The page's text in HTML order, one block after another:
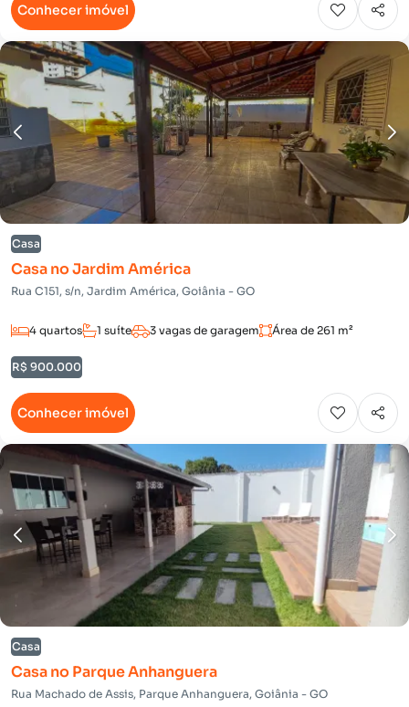
Conhecer imóvel
Casa
Casa no Jardim América
Rua C151, s/n, Jardim América, Goiânia - GO
4 quartos 1 suíte 3 vagas de garagem Área de 261 m²
R$ 900.000
Conhecer imóvel
Casa
Casa no Parque Anhanguera
Rua Machado de Assis, Parque Anhanguera, Goiânia - GO